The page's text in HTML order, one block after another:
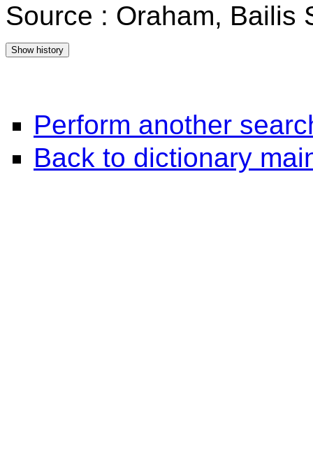
Source : Oraham, Bailis
Perform another
Back to dictionary